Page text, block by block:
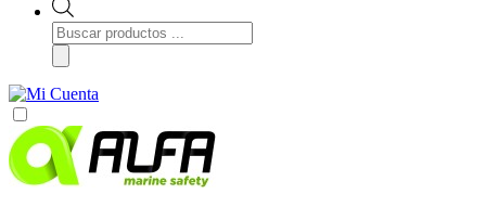
Búsqueda
de
productos